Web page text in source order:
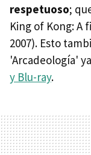
respetuoso;
King of Kong:
2007). Esto
'Arcadeología'
y Blu-ray.